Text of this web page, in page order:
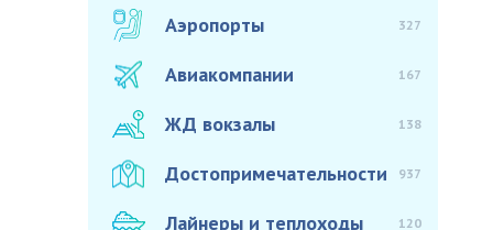
Аэропорты 327
Авиакомпании 167
ЖД вокзалы 138
Достопримечательности 937
Лайнеры и теплоходы 120